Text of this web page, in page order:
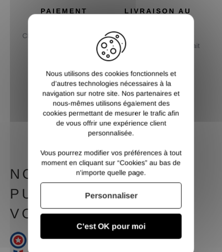
PAIEMENT
CB / Paypal / 3 et 4 X sans
LIVRAISON AU
Livraison standard ou
premium au choix et retrait
SERVICE CLIENT
Contactez nous du lundi au
vendredi de 9h à 12h et de
NOTRE MEILLEURE
PUBLICITÉ, C'EST
VOUS
Nous utilisons des cookies fonctionnels et
d’autres technologies nécessaires à la
navigation sur notre site. Nos partenaires et
nous-mêmes utilisons également des
cookies permettant de mesurer le trafic afin
de vous offrir une expérience client
personnalisée.
Vous pourrez modifier vos préférences à tout
moment en cliquant sur “Cookies” au bas de
n'importe quelle page.
C'est OK pour moi
Personnaliser